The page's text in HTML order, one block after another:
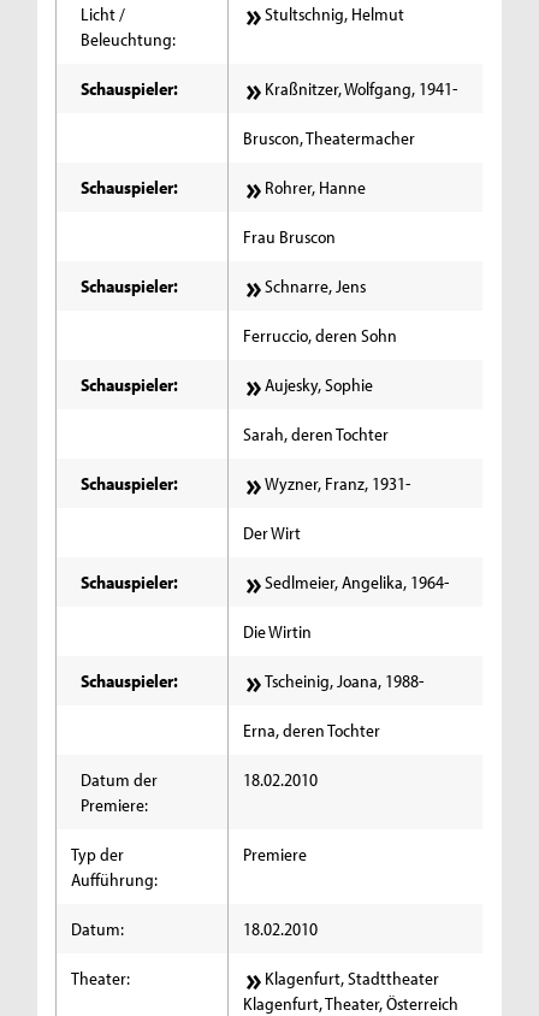
Licht /
Beleuchtung:
Stultschnig, Helmut
Schauspieler: Kraßnitzer, Wolfgang, 1941-
Bruscon, Theatermacher
Schauspieler: Rohrer, Hanne
Frau Bruscon
Schauspieler: Schnarre, Jens
Ferruccio, deren Sohn
Schauspieler: Aujesky, Sophie
Sarah, deren Tochter
Schauspieler: Wyzner, Franz, 1931-
Der Wirt
Schauspieler: Sedlmeier, Angelika, 1964-
Die Wirtin
Schauspieler: Tscheinig, Joana, 1988-
Erna, deren Tochter
Datum der
Premiere:
18.02.2010
Typ der
Aufführung:
Premiere
Datum: 18.02.2010
Theater:
Klagenfurt, Stadttheater
Klagenfurt, Theater, Österreich